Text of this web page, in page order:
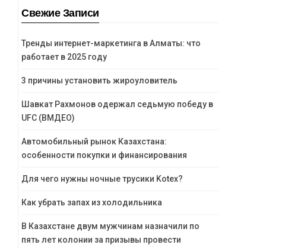
Свежие Записи
Тренды интернет-маркетинга в Алматы: что
работает в 2025 году
3 причины установить жироуловитель
Шавкат Рахмонов одержал седьмую победу в
UFC (ВМДЕО)
Автомобильный рынок Казахстана:
особенности покупки и финансирования
Для чего нужны ночные трусики Kotex?
Как убрать запах из холодильника
В Казахстане двум мужчинам назначили по
пять лет колонии за призывы провести